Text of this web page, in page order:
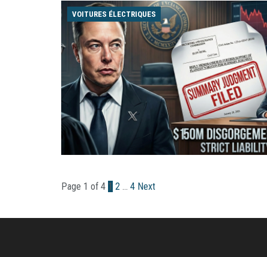
VOITURES ÉLECTRIQUES
Page 1 of 4 1 2 … 4 Next